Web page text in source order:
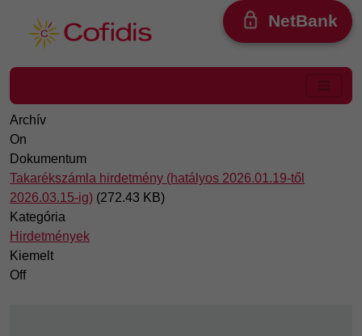
NetBank
Archív
On
Dokumentum
Takarékszámla hirdetmény (hatályos 2026.01.19-től
2026.03.15-ig) (272.43 KB)
Kategória
Hirdetmények
Kiemelt
Off